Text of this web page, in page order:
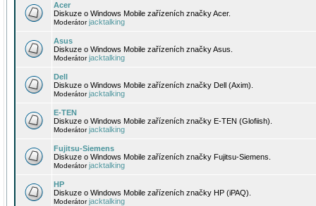
Acer
Diskuze o Windows Mobile zařízeních značky Acer.
Moderátorjacktalking
Asus
Diskuze o Windows Mobile zařízeních značky Asus.
Moderátorjacktalking
Dell
Diskuze o Windows Mobile zařízeních značky Dell (Axim).
Moderátorjacktalking
E-TEN
Diskuze o Windows Mobile zařízeních značky E-TEN (Glofiish).
Moderátorjacktalking
Fujitsu-Siemens
Diskuze o Windows Mobile zařízeních značky Fujitsu-Siemens.
Moderátorjacktalking
HP
Diskuze o Windows Mobile zařízeních značky HP (iPAQ).
Moderátorjacktalking